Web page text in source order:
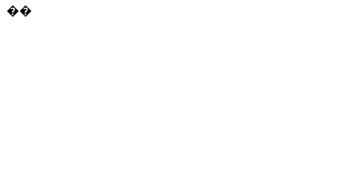
��